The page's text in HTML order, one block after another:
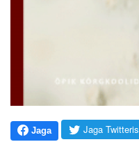
Jaga Jaga Twitteris